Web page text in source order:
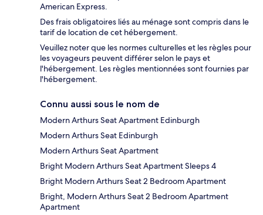
American Express.
Des frais obligatoires liés au ménage sont compris dans le
tarif de location de cet hébergement.
Veuillez noter que les normes culturelles et les règles pour
les voyageurs peuvent différer selon le pays et
l'hébergement. Les règles mentionnées sont fournies par
l'hébergement.
Connu aussi sous le nom de
Modern Arthurs Seat Apartment Edinburgh
Modern Arthurs Seat Edinburgh
Modern Arthurs Seat Apartment
Bright Modern Arthurs Seat Apartment Sleeps 4
Bright Modern Arthurs Seat 2 Bedroom Apartment
Bright, Modern Arthurs Seat 2 Bedroom Apartment
Apartment